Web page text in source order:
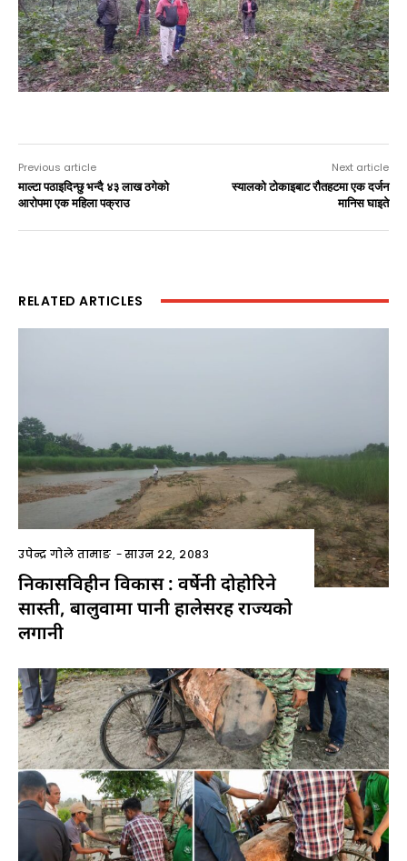
Previous article
माल्टा पठाइदिन्छु भन्दै ४३ लाख ठगेको
आरोपमा एक महिला पक्राउ
Next article
स्यालको टोकाइबाट रौतहटमा एक दर्जन
मानिस घाइते
RELATED ARTICLES
उपेन्द्र गोले तामाङ -साउन २२, २०८३
निकासविहीन विकास : वर्षेनी दोहोरिने
सास्ती, बालुवामा पानी हालेसरह राज्यको
लगानी